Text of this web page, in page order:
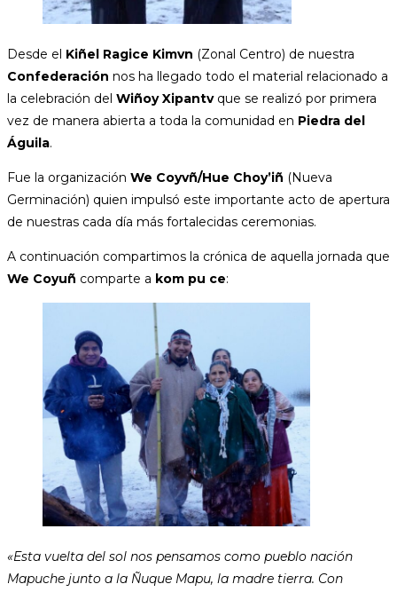
Desde el Kiñel Ragice Kimvn (Zonal Centro) de nuestra
Confederación nos ha llegado todo el material relacionado a
la celebración del Wiñoy Xipantvque se realizó por primera
vez de manera abierta a toda la comunidad en Piedra del
Águila.
Fue la organización We Coyvñ/Hue Choy’iñ (Nueva
Germinación) quien impulsó este importante acto de apertura
de nuestras cada día más fortalecidas ceremonias.
A continuación compartimos la crónica de aquella jornada que
We Coyuñ comparte a kom pu ce:
«Esta vuelta del sol nos pensamos como pueblo nación
Mapuche junto a la Ñuque Mapu, la madre tierra. Con